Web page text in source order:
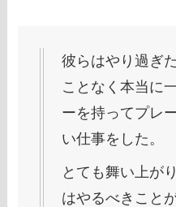
彼らはやり過ぎ
ことなく本当に
ーを持ってプレ
い仕事をした。
とても舞い上が
はやるべきこと